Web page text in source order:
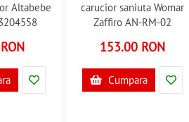
Altabebe
carucior saniuta Womar
Zaffiro AN-RM-02
153.00 RON
Cumpara